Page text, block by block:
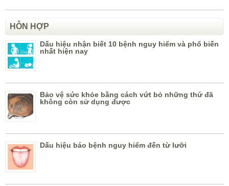
HỖN HỢP
Dấu hiệu nhận biết 10 bệnh nguy hiểm và phổ biến
nhất hiện nay
Bảo vệ sức khỏe bằng cách vứt bỏ những thứ đã
không còn sử dụng được
Dấu hiệu báo bệnh nguy hiểm đến từ lưỡi